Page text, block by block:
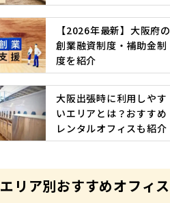
【2026年最新】大阪府の
創業融資制度・補助金制
度を紹介
大阪出張時に利用しやす
いエリアとは？おすすめ
レンタルオフィスも紹介
エリア別おすすめオフィス